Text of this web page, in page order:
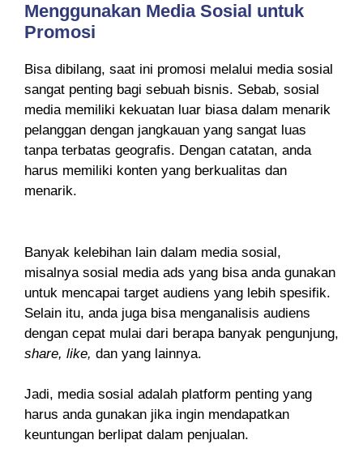
Menggunakan Media Sosial untuk
Promosi
Bisa dibilang, saat ini promosi melalui media sosial
sangat penting bagi sebuah bisnis. Sebab, sosial
media memiliki kekuatan luar biasa dalam menarik
pelanggan dengan jangkauan yang sangat luas
tanpa terbatas geografis. Dengan catatan, anda
harus memiliki konten yang berkualitas dan
menarik.
Banyak kelebihan lain dalam media sosial,
misalnya sosial media ads yang bisa anda gunakan
untuk mencapai target audiens yang lebih spesifik.
Selain itu, anda juga bisa menganalisis audiens
dengan cepat mulai dari berapa banyak pengunjung,
share, like, dan yang lainnya.
Jadi, media sosial adalah platform penting yang
harus anda gunakan jika ingin mendapatkan
keuntungan berlipat dalam penjualan.